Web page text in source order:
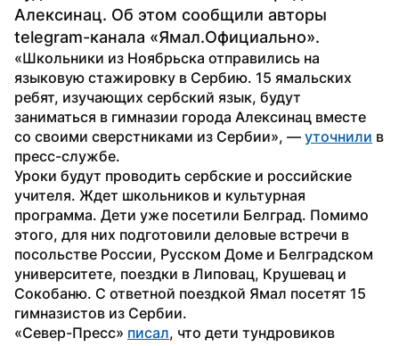
Алексинац. Об этом сообщили авторы
telegram-канала «Ямал.Официально».
«Школьники из Ноябрьска отправились на
языковую стажировку в Сербию. 15 ямальских
ребят, изучающих сербский язык, будут
заниматься в гимназии города Алексинац вместе
со своими сверстниками из Сербии», — уточнили в
пресс-службе.
Уроки будут проводить сербские и российские
учителя. Ждет школьников и культурная
программа. Дети уже посетили Белград. Помимо
этого, для них подготовили деловые встречи в
посольстве России, Русском Доме и Белградском
университете, поездки в Липовац, Крушевац и
Сокобаню. С ответной поездкой Ямал посетят 15
гимназистов из Сербии.
«Север-Пресс» писал, что дети тундровиков